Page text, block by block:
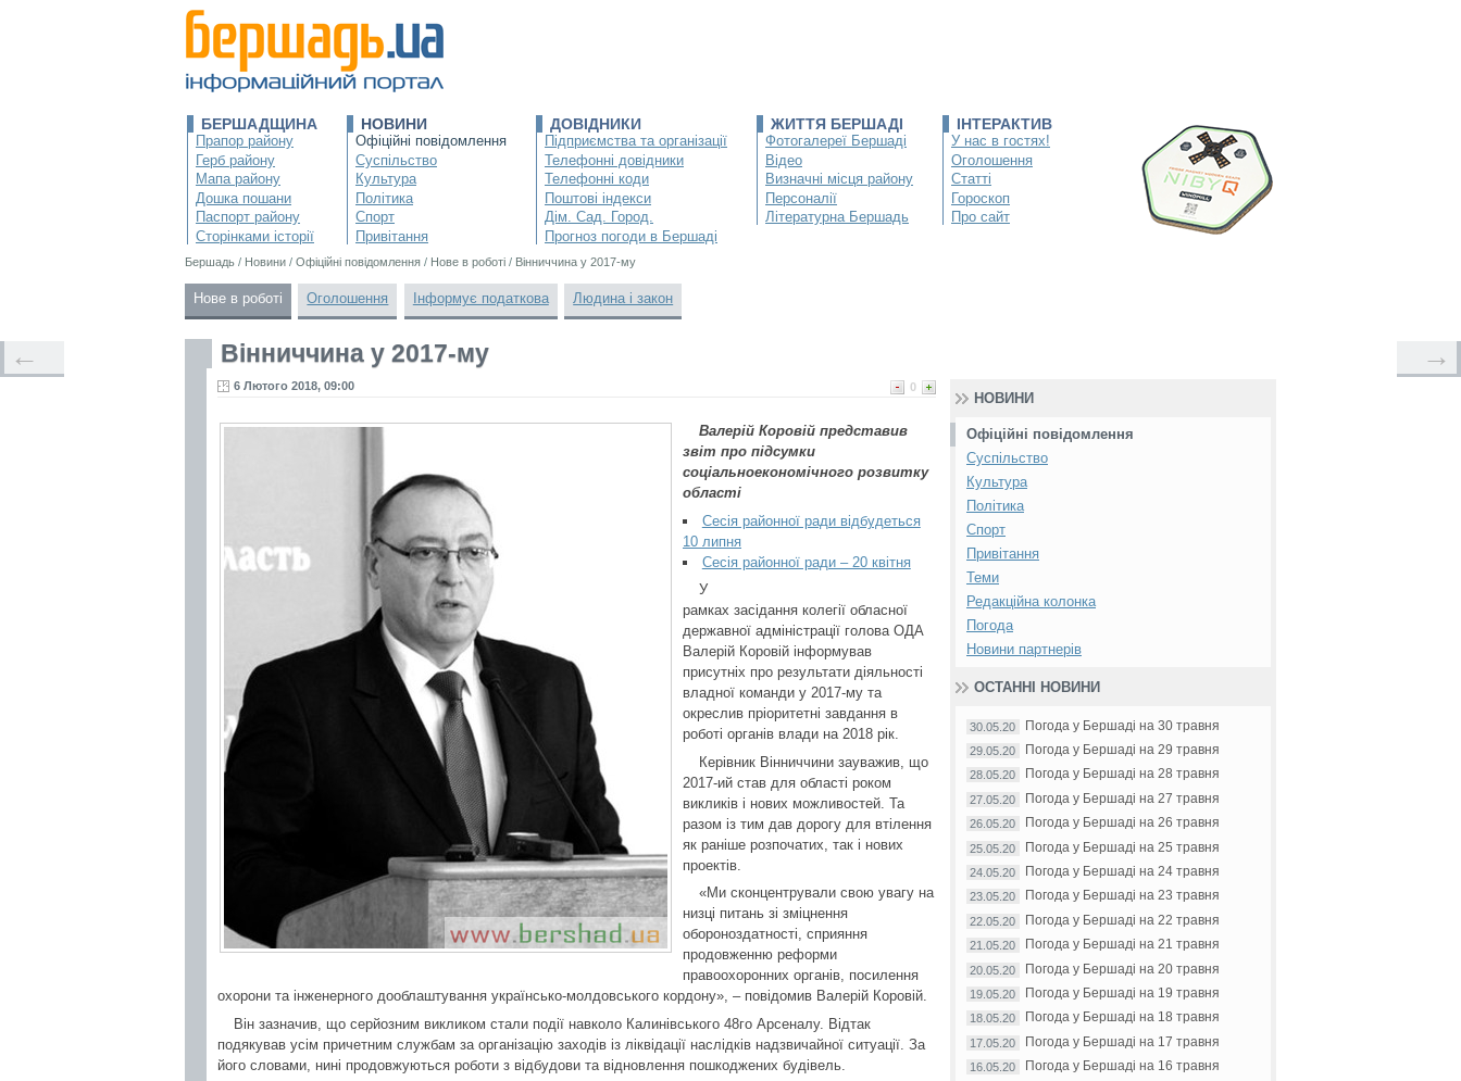
БЕРШАДЩИНА
Прапор району
Герб району
Мапа району
Дошка пошани
Паспорт району
Сторінками історії
НОВИНИ
Офіційні повідомлення
Суспільство
Культура
Політика
Спорт
Привітання
ДОВІДНИКИ
Підприємства та організації
Телефонні довідники
Телефонні коди
Поштові індекси
Дім. Сад. Город.
Прогноз погоди в Бершаді
ЖИТТЯ БЕРШАДІ
Фотогалереї Бершаді
Відео
Визначні місця району
Персоналії
Літературна Бершадь
ІНТЕРАКТИВ
У нас в гостях!
Оголошення
Статті
Гороскоп
Про сайт
Бершадь / Новини / Офіційні повідомлення / Нове в роботі / Вінниччина у 2017-му
Нове в роботі Оголошення Інформує податкова Людина і закон
Вінниччина у 2017-му
0
6 Лютого 2018, 09:00
Валерій Коровій представив
звіт про підсумки
соціальноекономічного розвитку
області
Сесія районної ради відбудеться
10 липня
Сесія районної ради – 20 квітня
У
рамках засідання колегії обласної
державної адміністрації голова ОДА
Валерій Коровій інформував
присутніх про результати діяльності
владної команди у 2017-му та
окреслив пріоритетні завдання в
роботі органів влади на 2018 рік.
Керівник Вінниччини зауважив, що
2017-ий став для області роком
викликів і нових можливостей. Та
разом із тим дав дорогу для втілення
як раніше розпочатих, так і нових
проектів.
«Ми сконцентрували свою увагу на
низці питань зі зміцнення
обороноздатності, сприяння
продовженню реформи
правоохоронних органів, посилення
охорони та інженерного дооблаштування українсько-молдовського кордону», – повідомив Валерій Коровій.
Він зазначив, що серйозним викликом стали події навколо Калинівського 48го Арсеналу. Відтак
подякував усім причетним службам за організацію заходів із ліквідації наслідків надзвичайної ситуації. За
його словами, нині продовжуються роботи з відбудови та відновлення пошкоджених будівель.
← →
НОВИНИ
Офіційні повідомлення
Суспільство
Культура
Політика
Спорт
Привітання
Теми
Редакційна колонка
Погода
Новини партнерів
ОСТАННІ НОВИНИ
30.05.20 Погода у Бершаді на 30 травня
29.05.20 Погода у Бершаді на 29 травня
28.05.20 Погода у Бершаді на 28 травня
27.05.20 Погода у Бершаді на 27 травня
26.05.20 Погода у Бершаді на 26 травня
25.05.20 Погода у Бершаді на 25 травня
24.05.20 Погода у Бершаді на 24 травня
23.05.20 Погода у Бершаді на 23 травня
22.05.20 Погода у Бершаді на 22 травня
21.05.20 Погода у Бершаді на 21 травня
20.05.20 Погода у Бершаді на 20 травня
19.05.20 Погода у Бершаді на 19 травня
18.05.20 Погода у Бершаді на 18 травня
17.05.20 Погода у Бершаді на 17 травня
16.05.20 Погода у Бершаді на 16 травня